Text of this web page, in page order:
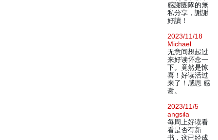
感謝團隊的無
私分享，謝謝
好讀！
2023/11/18
Michael
无意间想起过
来好读怀念一
下。竟然是惊
喜！好读活过
来了！感恩 感
谢。
2023/11/5
angsila
每周上好读看
看是否有新
书，这已经成